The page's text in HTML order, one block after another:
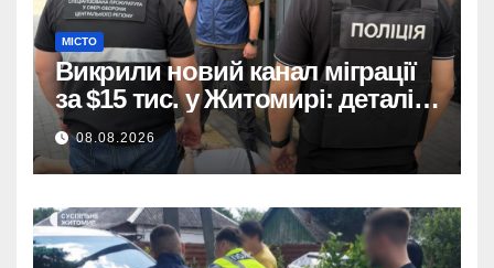
МІСТО
Викрили новий канал міграції
за $15 тис. у Житомирі: деталі
розслідування
08.08.2026